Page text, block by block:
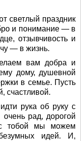
светлый праздник
и понимание — в
отзывчивость и
— в жизнь.
вам добра и
дому, душевной
в семье. Пусть
счастливой.
рука об руку с
рад, дорогой
тобой мы можем
идей. И,